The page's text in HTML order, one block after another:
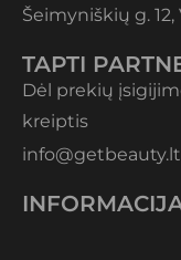
Šeimyniškių g.
TAPTI
Dėl prekių
kreiptis
info@getbeauty.lt